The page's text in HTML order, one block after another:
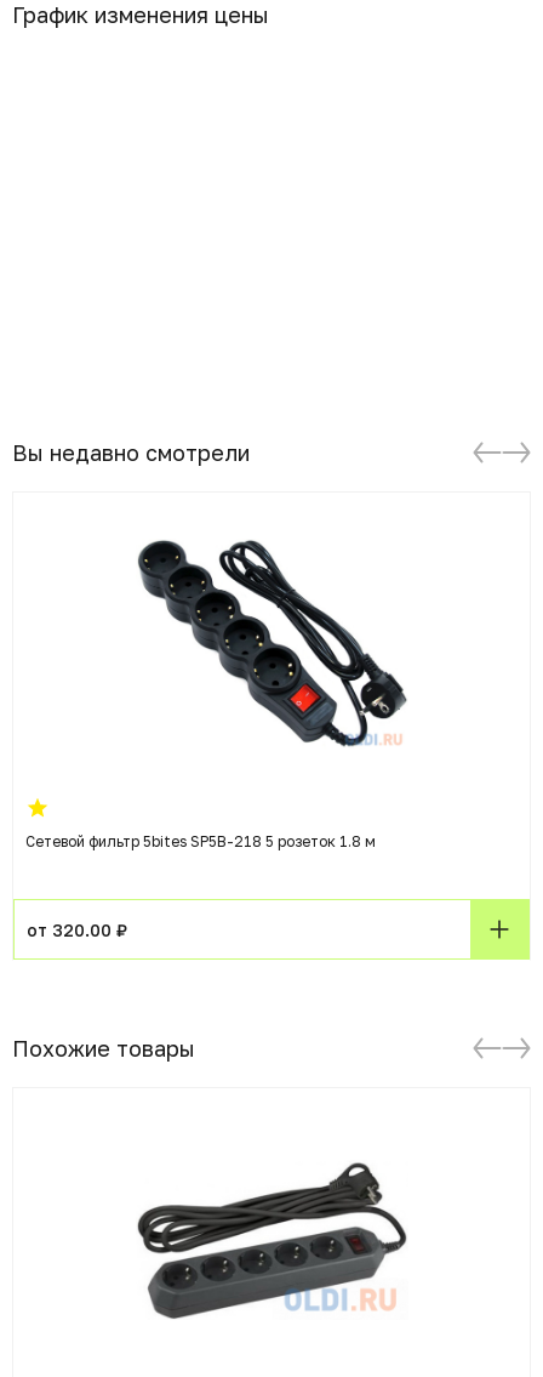
График изменения цены
Вы недавно смотрели
Сетевой фильтр 5bites SP5B-218 5 розеток 1.8 м
от 320.00 ₽
Похожие товары